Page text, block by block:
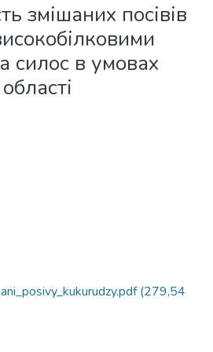
змішаних посівів
силос в умовах
(279,54